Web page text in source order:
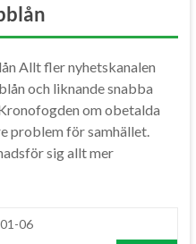
Allt fler nyhetskanalen
och liknande snabba
om obetalda
problem för samhället.
sig allt mer
06